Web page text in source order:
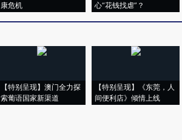
康危机
心“花钱找虐”？
【特别呈现】澳门全力探
索葡语国家新渠道
【特别呈现】《东莞，人
间便利店》倾情上线